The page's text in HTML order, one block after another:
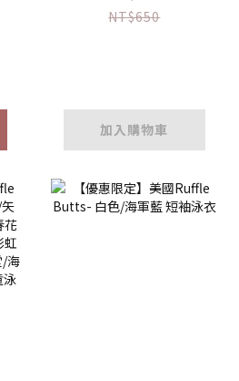
NT$650
加入購物車